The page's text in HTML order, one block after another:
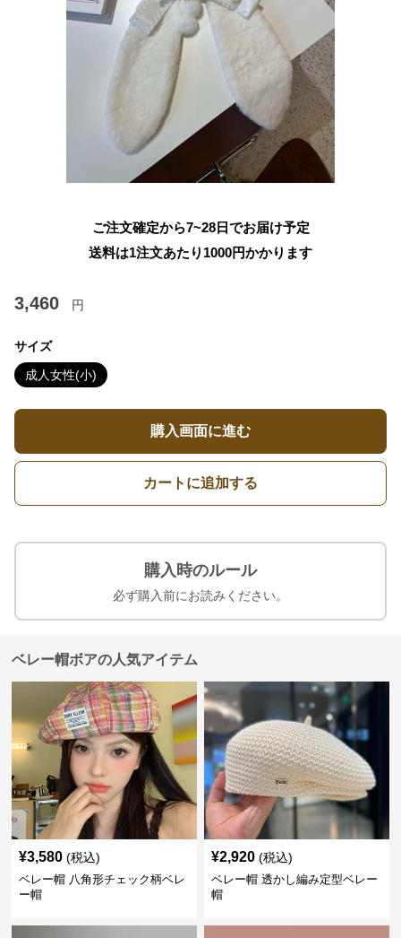
ご注文確定から7~28日でお届け予定
送料は1注文あたり 1000円かかります
3,460 円
サイズ
成人女性(小)
購入画面に進む
カートに追加する
購入時のルール
必ず購入前にお読みください。
ベレー帽ボアの人気アイテム
¥3,580 (税込)
ベレー帽 八角形チェック柄ベレ
ー帽
¥2,920 (税込)
ベレー帽 透かし編み定型ベレー
帽